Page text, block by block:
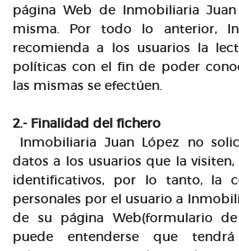
página Web de Inmobiliaria
misma. Por todo lo anterior,
recomienda a los usuarios la
políticas con el fin de poder
las mismas se efectúen.
2.- Finalidad del fichero
Inmobiliaria Juan López no
datos a los usuarios que la
identificativos, por lo tanto, la
personales por el usuario a
de su página Web(formulario
puede entenderse que